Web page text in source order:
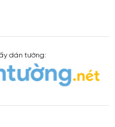
dán tường: